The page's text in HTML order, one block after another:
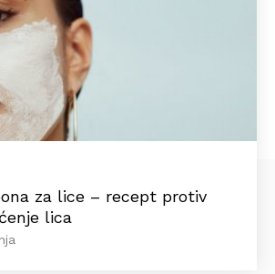
za lice – recept protiv
lica